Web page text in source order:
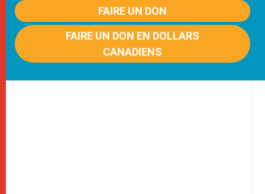
FAIRE UN DON
FAIRE UN DON EN DOLLARS
CANADIENS